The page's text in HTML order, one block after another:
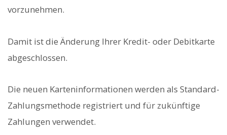
vorzunehmen.
Damit ist die Änderung Ihrer Kredit- oder Debitkarte
abgeschlossen.
Die neuen Karteninformationen werden als Standard-
Zahlungsmethode registriert und für zukünftige
Zahlungen verwendet.